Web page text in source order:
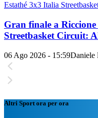
Estathé 3x3 Italia
Gran finale a
Streetbasket Circuit:
06 Ago 2026 - 15:59Daniele
Altri Sport ora per ora